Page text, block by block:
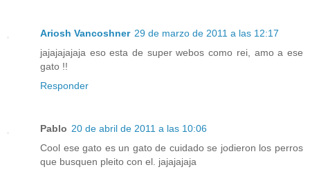
Ariosh Vancoshner 29 de marzo de 2011 a las 12:17
jajajajajaja eso esta de super webos como rei, amo a ese
gato !!
Responder
Pablo 20 de abril de 2011 a las 10:06
Cool ese gato es un gato de cuidado se jodieron los perros
que busquen pleito con el. jajajajaja